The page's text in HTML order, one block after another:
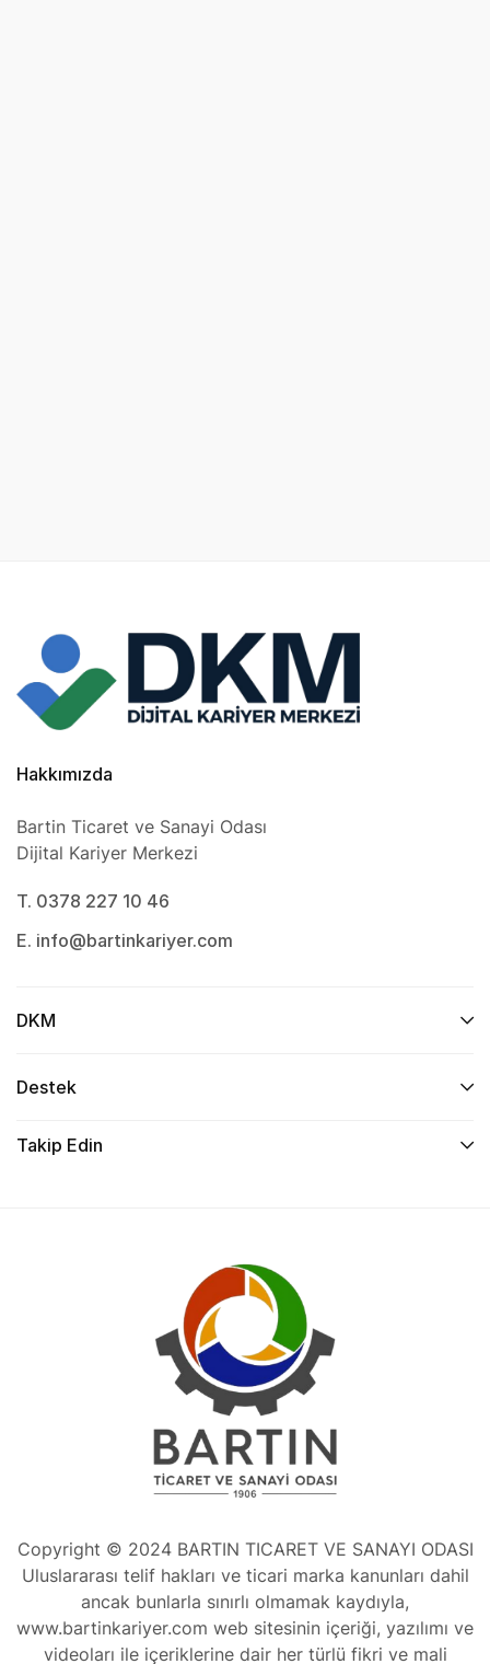
Hakkımızda
Bartin Ticaret ve Sanayi Odası
Dijital Kariyer Merkezi
T. 0378 227 10 46
E. info@bartinkariyer.com
DKM
Destek
Takip Edin
Copyright © 2024 BARTIN TICARET VE SANAYI ODASI
Uluslararası telif hakları ve ticari marka kanunları dahil
ancak bunlarla sınırlı olmamak kaydıyla,
www.bartinkariyer.com web sitesinin içeriği, yazılımı ve
videoları ile içeriklerine dair her türlü fikri ve mali